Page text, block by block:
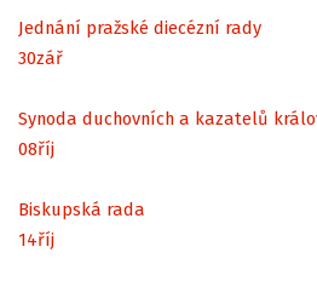
Jednání pražské diecézní rady
30zář
Synoda duchovních a kazatelů
08říj
Biskupská rada
14říj